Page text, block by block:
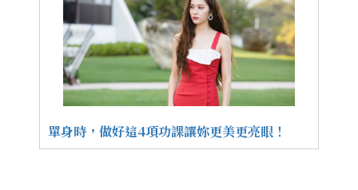
單身時，做好這4項功課讓妳更美更亮眼！